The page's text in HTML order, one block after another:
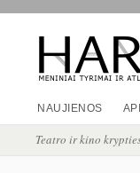
NAUJIENOS
Teatro ir kino